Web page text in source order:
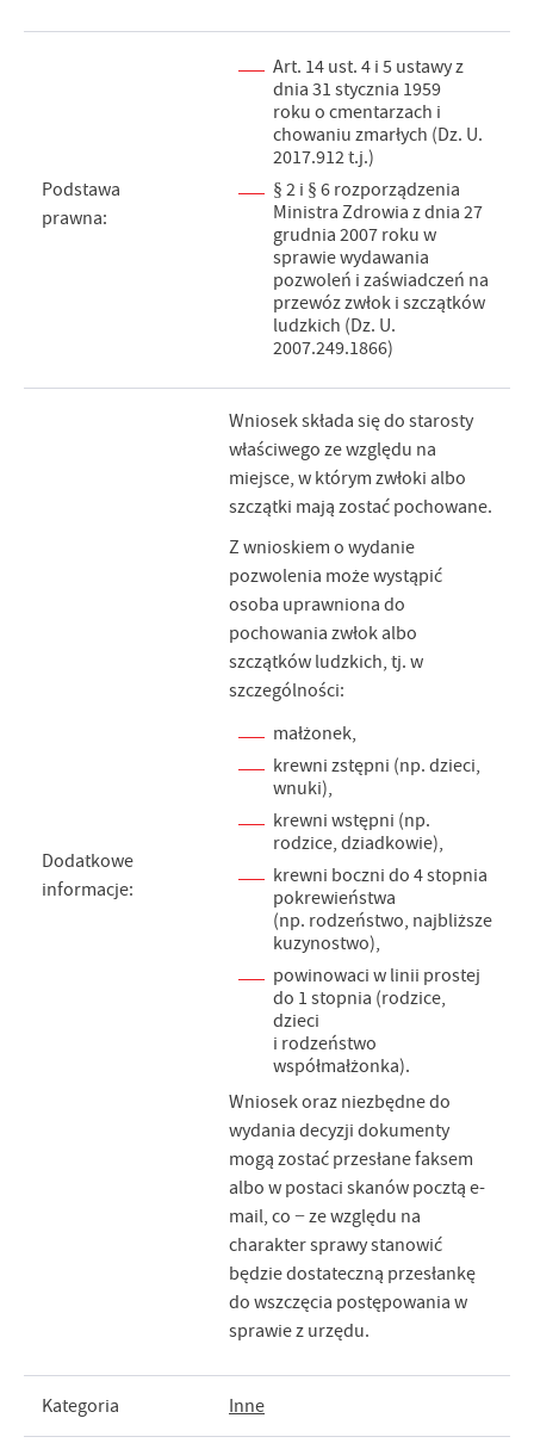
Podstawa
prawna:
Art. 14 ust. 4 i 5 ustawy z
dnia 31 stycznia 1959
roku o cmentarzach i
chowaniu zmarłych (Dz. U.
2017.912 t.j.)
§ 2 i § 6 rozporządzenia
Ministra Zdrowia z dnia 27
grudnia 2007 roku w
sprawie wydawania
pozwoleń i zaświadczeń na
przewóz zwłok i szczątków
ludzkich (Dz. U.
2007.249.1866)
Dodatkowe
informacje:
Wniosek składa się do starosty
właściwego ze względu na
miejsce, w którym zwłoki albo
szczątki mają zostać pochowane.
Z wnioskiem o wydanie
pozwolenia może wystąpić
osoba uprawniona do
pochowania zwłok albo
szczątków ludzkich, tj. w
szczególności:
małżonek,
krewni zstępni (np. dzieci,
wnuki),
krewni wstępni (np.
rodzice, dziadkowie),
krewni boczni do 4 stopnia
pokrewieństwa
(np. rodzeństwo, najbliższe
kuzynostwo),
powinowaci w linii prostej
do 1 stopnia (rodzice,
dzieci
i rodzeństwo
współmałżonka).
Wniosek oraz niezbędne do
wydania decyzji dokumenty
mogą zostać przesłane faksem
albo w postaci skanów pocztą e-
mail, co − ze względu na
charakter sprawy stanowić
będzie dostateczną przesłankę
do wszczęcia postępowania w
sprawie z urzędu.
Kategoria Inne